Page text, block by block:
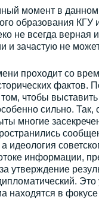
момент в данном
образования
не всегда
и зачастую не
проходит со
фактов.
чтобы
сильно.
многие
а идеология
информации,
утверждение
Это
в фокусе